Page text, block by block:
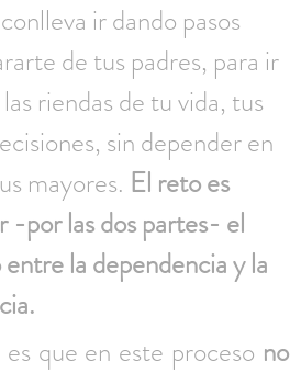
ir dando pasos
de tus padres, para ir
riendas de tu vida, tus
sin depender en
mayores. El reto es
-por las dos partes- el
la dependencia y la
que en este proceso no